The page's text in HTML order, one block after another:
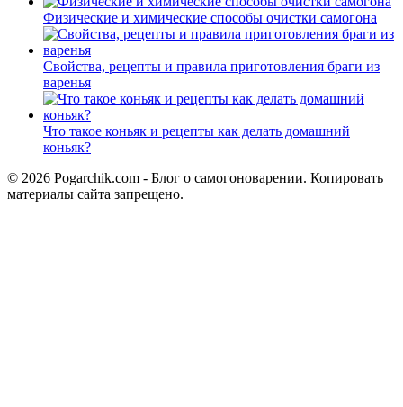
Физические и химические способы очистки самогона
Свойства, рецепты и правила приготовления браги из
варенья
Что такое коньяк и рецепты как делать домашний
коньяк?
© 2026 Pogarchik.com - Блог о самогоноварении. Копировать
материалы сайта запрещено.